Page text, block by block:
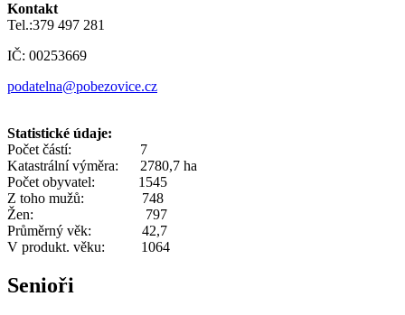
Kontakt
Tel.:379 497 281
IČ: 00253669
podatelna@pobezovice.cz
Statistické údaje:
Počet částí: 7
Katastrální výměra: 2780,7 ha
Počet obyvatel: 1545
Z toho mužů: 748
Žen: 797
Průměrný věk: 42,7
V produkt. věku: 1064
Senioři